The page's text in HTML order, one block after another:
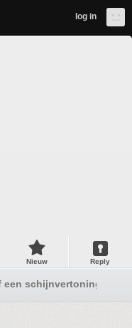
log in
Nieuw Reply
schijnvertoning?